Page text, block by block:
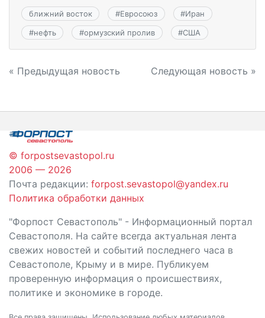
ближний восток #Евросоюз #Иран
#нефть #ормузский пролив #США
Навигация
записям
« Предыдущая новость Следующая новость »
© forpostsevastopol.ru
2006 — 2026
Почта редакции: forpost.sevastopol@yandex.ru
Политика обработки данных
"Форпост Севастополь" - Информационный портал
Севастополя. На сайте всегда актуальная лента
свежих новостей и событий последнего часа в
Севастополе, Крыму и в мире. Публикуем
проверенную информация о происшествиях,
политике и экономике в городе.